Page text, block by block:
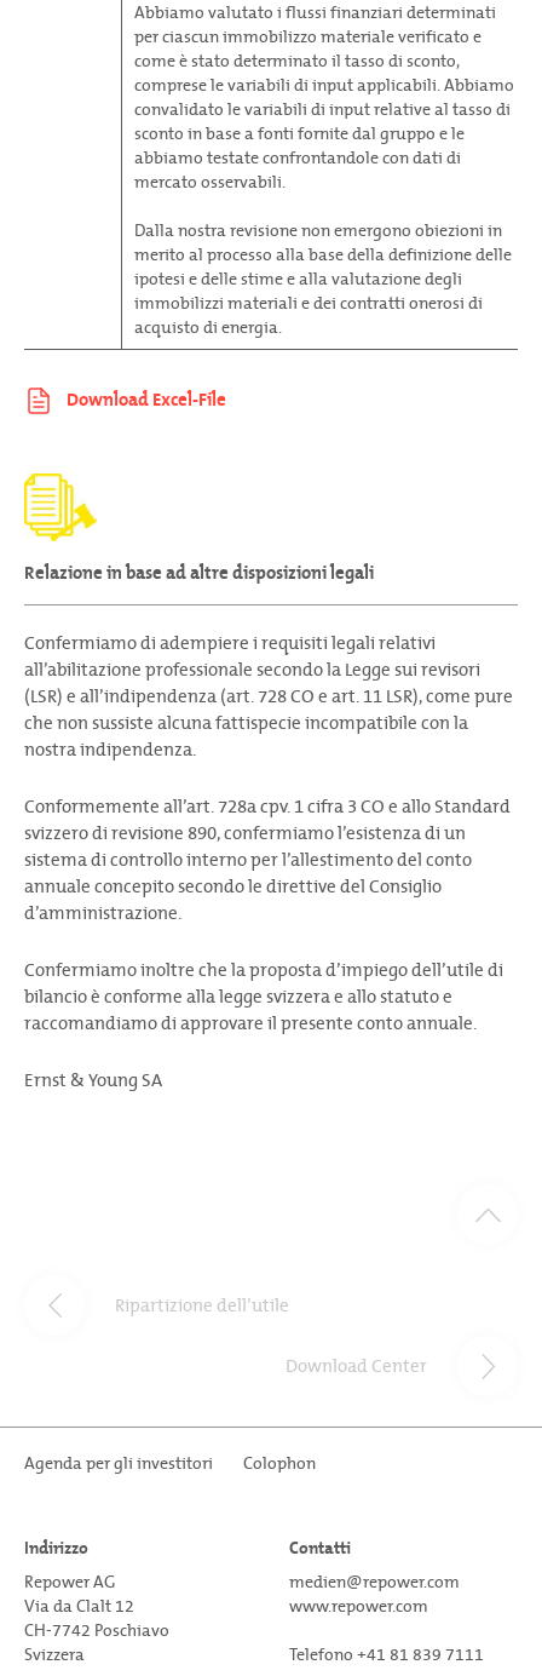
Abbiamo valutato i flussi finanziari determinati
per ciascun immobilizzo materiale verificato e
come è stato determinato il tasso di sconto,
comprese le variabili di input applicabili. Abbiamo
convalidato le variabili di input relative al tasso di
sconto in base a fonti fornite dal gruppo e le
abbiamo testate confrontandole con dati di
mercato osservabili.
Dalla nostra revisione non emergono obiezioni in
merito al processo alla base della definizione delle
ipotesi e delle stime e alla valutazione degli
immobilizzi materiali e dei contratti onerosi di
acquisto di energia.
Relazione in base ad altre disposizioni legali
Confermiamo di adempiere i requisiti legali relativi
all’abilitazione professionale secondo la Legge sui revisori
(LSR) e all’indipendenza (art. 728 CO e art. 11 LSR), come pure
che non sussiste alcuna fattispecie incompatibile con la
nostra indipendenza.
Conformemente all’art. 728a cpv. 1 cifra 3 CO e allo Standard
svizzero di revisione 890, confermiamo l’esistenza di un
sistema di controllo interno per l’allestimento del conto
annuale concepito secondo le direttive del Consiglio
d’amministrazione.
Confermiamo inoltre che la proposta d’impiego dell’utile di
bilancio è conforme alla legge svizzera e allo statuto e
raccomandiamo di approvare il presente conto annuale.
Ernst & Young SA
Ripartizione dell’utile
Download Center
Agenda per gli investitori Colophon
Indirizzo
Repower AG
Via da Clalt 12
CH-7742 Poschiavo
Svizzera
Contatti
medien@repower.com
www.repower.com
Telefono +41 81 839 7111